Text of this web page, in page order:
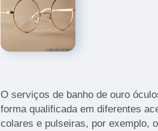
O serviços de banho de ouro
forma qualificada em diferentes
colares e pulseiras, por exemplo,